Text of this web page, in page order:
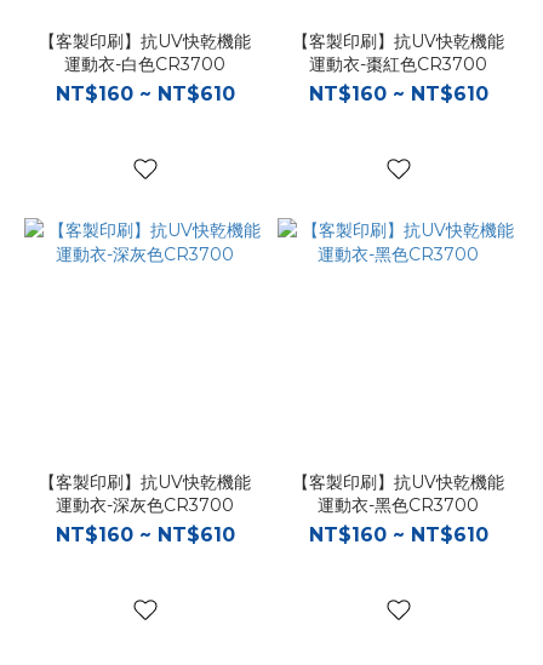
【客製印刷】抗UV快乾機能
運動衣-白色CR3700
NT$160 ~ NT$610
【客製印刷】抗UV快乾機能
運動衣-棗紅色CR3700
NT$160 ~ NT$610
【客製印刷】抗UV快乾機能
運動衣-深灰色CR3700
NT$160 ~ NT$610
【客製印刷】抗UV快乾機能
運動衣-黑色CR3700
NT$160 ~ NT$610